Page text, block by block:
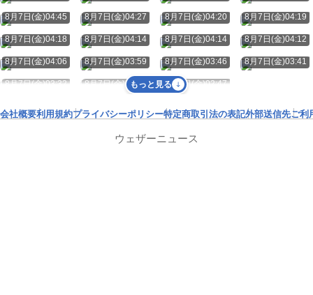
8月7日(金)04:45 8月7日(金)04:27 8月7日(金)04:20 8月7日(金)04:19
8月7日(金)04:18 8月7日(金)04:14 8月7日(金)04:14 8月7日(金)04:12
8月7日(金)04:06 8月7日(金)03:59 8月7日(金)03:46 8月7日(金)03:41
8月7日(金)03:32 8月7日(金)03:16 8月7日(金)02:47
もっと見る
会社概要利用規約プライバシーポリシー特定商取引法の表記外部送信先ご利
ウェザーニュース